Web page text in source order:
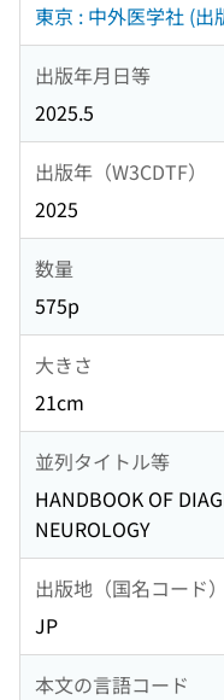
東京 : 中外医学社 (出
出版年月日等
2025.5
出版年（W3CDTF）
2025
数量
575p
大きさ
21cm
並列タイトル等
HANDBOOK OF
NEUROLOGY
出版地（国名コード）
JP
本文の言語コード